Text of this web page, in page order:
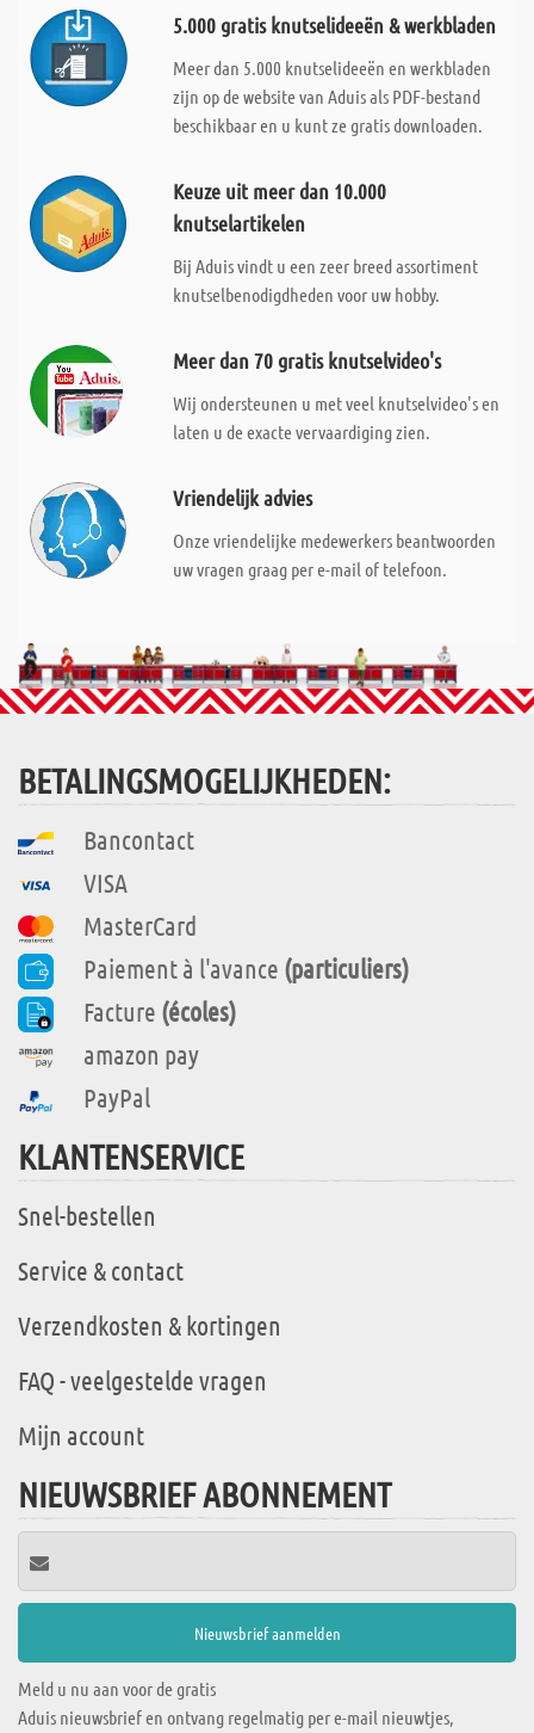
5.000 gratis knutselideeën & werkbladen
Meer dan 5.000 knutselideeën en werkbladen
zijn op de website van Aduis als PDF-bestand
beschikbaar en u kunt ze gratis downloaden.
Keuze uit meer dan 10.000
knutselartikelen
Bij Aduis vindt u een zeer breed assortiment
knutselbenodigdheden voor uw hobby.
Meer dan 70 gratis knutselvideo's
Wij ondersteunen u met veel knutselvideo's en
laten u de exacte vervaardiging zien.
Vriendelijk advies
Onze vriendelijke medewerkers beantwoorden
uw vragen graag per e-mail of telefoon.
BETALINGSMOGELIJKHEDEN:
Bancontact
VISA
MasterCard
Paiement à l'avance (particuliers)
Facture (écoles)
amazon pay
PayPal
KLANTENSERVICE
Snel-bestellen
Service & contact
Verzendkosten & kortingen
FAQ - veelgestelde vragen
Mijn account
NIEUWSBRIEF ABONNEMENT
Meld u nu aan voor de gratis
Aduis nieuwsbrief en ontvang regelmatig per e-mail nieuwtjes,